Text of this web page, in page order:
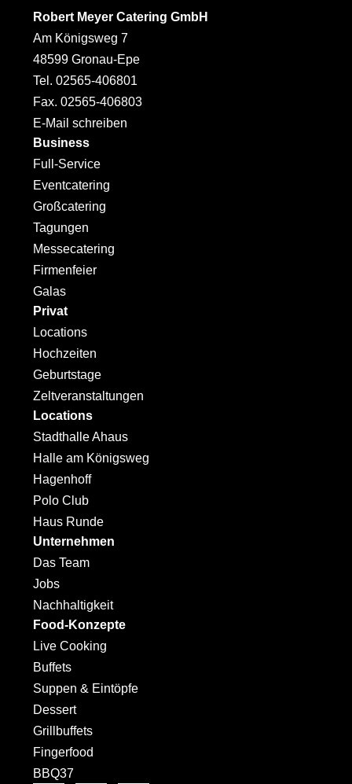
Robert Meyer Catering GmbH
Am Königsweg 7
48599 Gronau-Epe
Tel. 02565-406801
Fax. 02565-406803
E-Mail schreiben
Business
Full-Service
Eventcatering
Großcatering
Tagungen
Messecatering
Firmenfeier
Galas
Privat
Locations
Hochzeiten
Geburtstage
Zeltveranstaltungen
Locations
Stadthalle Ahaus
Halle am Königsweg
Hagenhoff
Polo Club
Haus Runde
Unternehmen
Das Team
Jobs
Nachhaltigkeit
Food-Konzepte
Live Cooking
Buffets
Suppen & Eintöpfe
Dessert
Grillbuffets
Fingerfood
BBQ37